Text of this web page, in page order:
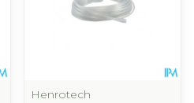
Henrotech